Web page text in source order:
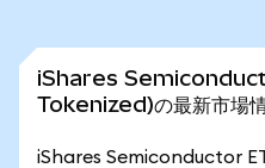
iShares
Tokenized)の最新市場
iShares Semiconductor